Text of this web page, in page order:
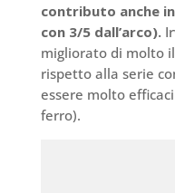
contributo anche
con 3/5 dall’arco).
migliorato di molto
rispetto alla serie
essere molto
ferro).